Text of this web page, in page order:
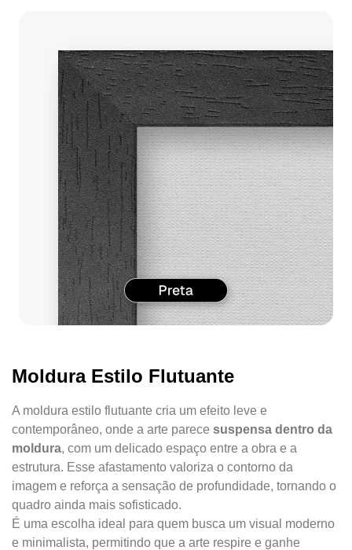
Moldura Estilo Flutuante
A moldura estilo flutuante cria um efeito leve e
contemporâneo, onde a arte parece suspensa dentro da
moldura, com um delicado espaço entre a obra e a
estrutura. Esse afastamento valoriza o contorno da
imagem e reforça a sensação de profundidade, tornando o
quadro ainda mais sofisticado.
É uma escolha ideal para quem busca um visual moderno
e minimalista, permitindo que a arte respire e ganhe